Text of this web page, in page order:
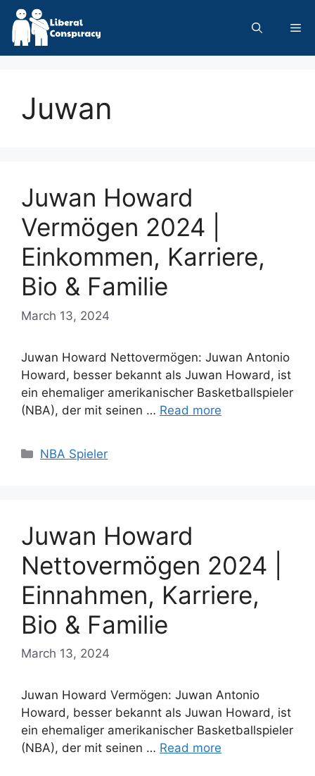
Skip
content
Juwan
Juwan Howard
Vermögen 2024 |
Einkommen, Karriere,
Bio & Familie
March 13, 2024
Juwan Howard Nettovermögen: Juwan Antonio
Howard, besser bekannt als Juwan Howard, ist
ein ehemaliger amerikanischer Basketballspieler
(NBA), der mit seinen … Read more
Categories
NBA Spieler
Juwan Howard
Nettovermögen 2024 |
Einnahmen, Karriere,
Bio & Familie
March 13, 2024
Juwan Howard Vermögen: Juwan Antonio
Howard, besser bekannt als Juwan Howard, ist
ein ehemaliger amerikanischer Basketballspieler
(NBA), der mit seinen … Read more